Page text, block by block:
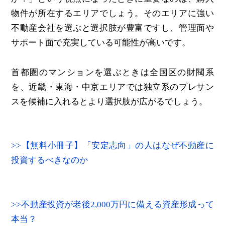
物件が所在するエリアでしょう。そのエリアに強い
不動産会社を選ぶと選択肢が豊富ですし、管理面や
サポート面で充実している可能性が高いです。
首都圏のマンションを選ぶときは全国区の財閥系
を、近畿・東海・中京エリアでは独立系のプレサン
スを候補に入れるとより選択肢が広がるでしょう。
>>【無料小冊子】「安定志向」の人はなぜ不動産に
投資するべきなのか
>>不動産投資が老後2,000万円に備える資産形成って
本当？